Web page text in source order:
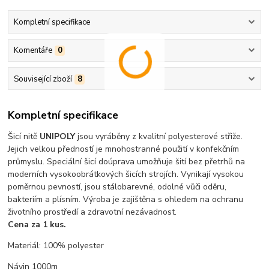
Kompletní specifikace
Komentáře 0
Související zboží 8
Kompletní specifikace
Šicí nitě UNIPOLYjsou vyráběny z kvalitní polyesterové střiže.
Jejich velkou předností je mnohostranné použití v konfekčním
průmyslu. Speciální šicí doúprava umožňuje šití bez přetrhů na
moderních vysokoobrátkových šicích strojích. Vynikají vysokou
poměrnou pevností, jsou stálobarevné, odolné vůči oděru,
bakteriím a plísním. Výroba je zajištěna s ohledem na ochranu
životního prostředí a zdravotní nezávadnost.
Cena za 1 kus.
Materiál: 100% polyester
Návin 1000m